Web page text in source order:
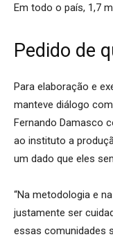
Em todo o país, 1,7
Pedido de
Para elaboração e
manteve diálogo
Fernando Damasco
ao instituto a
um dado que eles
“Na metodologia e
justamente ser
essas comunidades